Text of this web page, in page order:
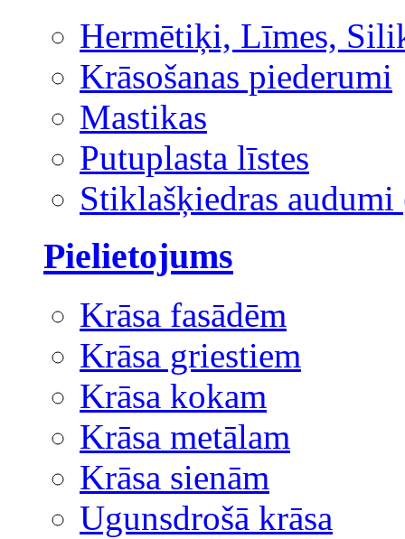
Hermētiķi, Līmes,
Krāsošanas piederumi
Mastikas
Putuplasta līstes
Stiklašķiedras audumi
Pielietojums
Krāsa fasādēm
Krāsa griestiem
Krāsa kokam
Krāsa metālam
Krāsa sienām
Ugunsdrošā krāsa